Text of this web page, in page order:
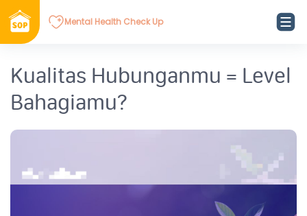
Mental Health Check Up
Kualitas Hubunganmu = Level
Bahagiamu?